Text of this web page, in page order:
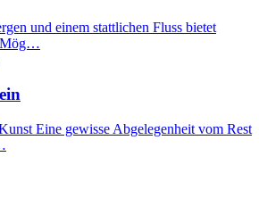
und einem stattlichen Fluss bietet
Mög…
Eine gewisse Abgelegenheit vom Rest